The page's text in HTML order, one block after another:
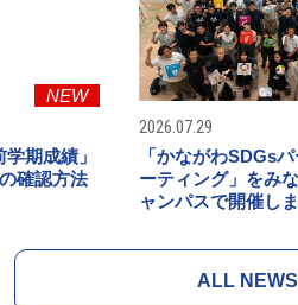
NEW
期成績」
確認方法
2026.07.29
「かながわSDGs
ーティング」をみ
ャンパスで開催し
ALL